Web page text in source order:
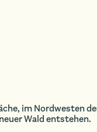
im Nordwesten
Wald entstehen.